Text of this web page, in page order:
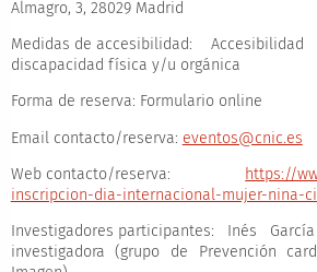
Almagro, 3, 28029 Madrid
Medidas de accesibilidad:
discapacidad física y/u orgánica
Forma de reserva: Formulario online
Email contacto/reserva: eventos@cnic.es
Web contacto/reserva:
https://
inscripcion-dia-internacional-mujer-nina-
Investigadores participantes: Inés
investigadora (grupo de Prevención